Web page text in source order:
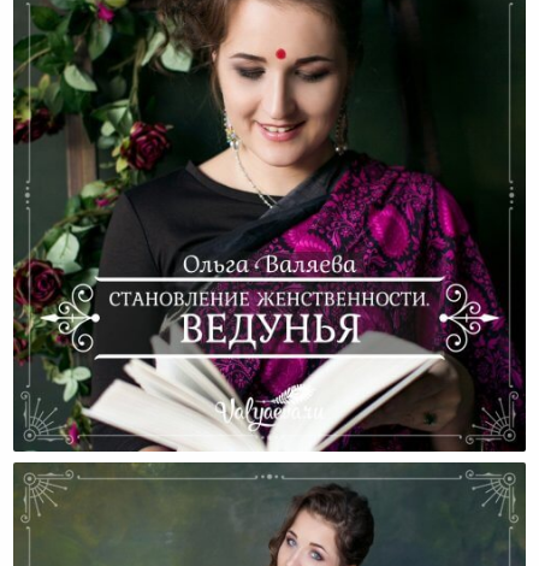
Становление Женственности. Ведунья.